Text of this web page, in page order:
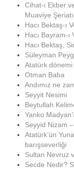
Cihat-ı Ekber
Muaviye Şeriatı
Hacı Bektaş-ı
Hacı Bayram-ı
Hacı Bektaş,
Süleyman
Atatürk
Otman Baba
Andımız ne
Seyyit Nesimi
Beytullah
Yanko
Seyyid Nizam
Atatürk’ün
barışseverliği
Sultan Nevruz
Secde Nedir?